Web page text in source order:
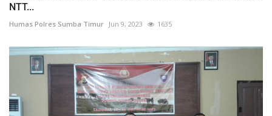
NTT...
Humas Polres Sumba Timur Jun 9, 2023 1635